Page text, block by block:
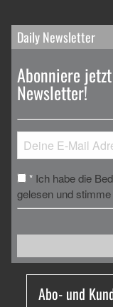
Daily Newsletter
Abonniere
Newsletter!
* Ich habe die
gelesen und
Abo- und